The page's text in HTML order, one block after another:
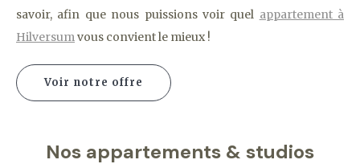
savoir, afin que nous puissions voir quel appartement à
Hilversumvous convient le mieux !
Voir notre offre
Nos appartements & studios